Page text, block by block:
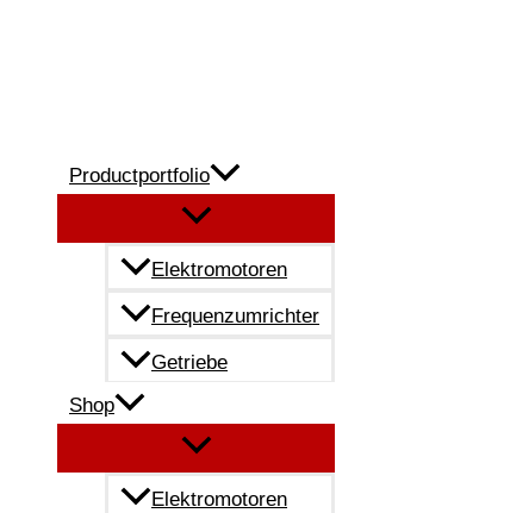
Productportfolio
Elektromotoren
Frequenzumrichter
Getriebe
Shop
Elektromotoren